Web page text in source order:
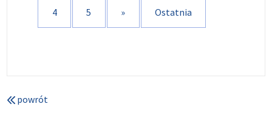
4 5 » Ostatnia
powrót